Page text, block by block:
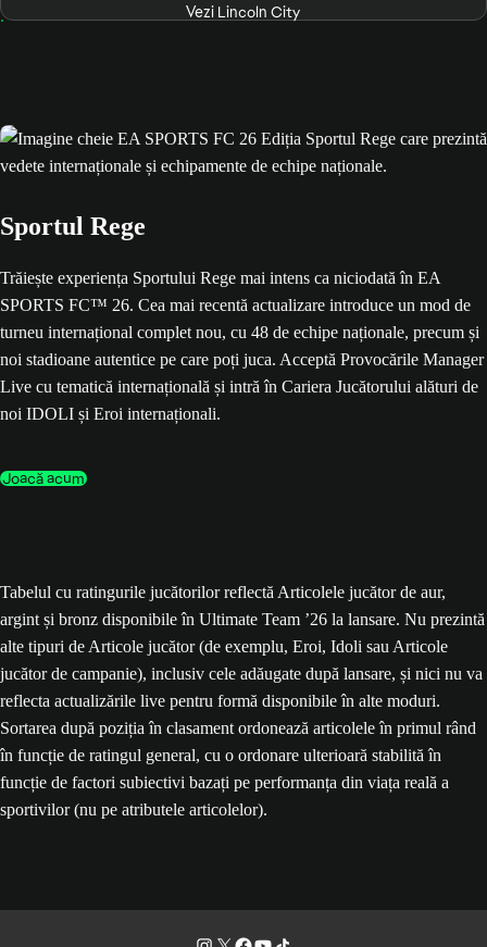
Vezi Lincoln City
Sportul Rege
Trăiește experiența Sportului Rege mai intens ca niciodată în EA
SPORTS FC™ 26. Cea mai recentă actualizare introduce un mod de
turneu internațional complet nou, cu 48 de echipe naționale, precum și
noi stadioane autentice pe care poți juca. Acceptă Provocările Manager
Live cu tematică internațională și intră în Cariera Jucătorului alături de
noi IDOLI și Eroi internaționali.
Joacă acum
Tabelul cu ratingurile jucătorilor reflectă Articolele jucător de aur,
argint și bronz disponibile în Ultimate Team ’26 la lansare. Nu prezintă
alte tipuri de Articole jucător (de exemplu, Eroi, Idoli sau Articole
jucător de campanie), inclusiv cele adăugate după lansare, și nici nu va
reflecta actualizările live pentru formă disponibile în alte moduri.
Sortarea după poziția în clasament ordonează articolele în primul rând
în funcție de ratingul general, cu o ordonare ulterioară stabilită în
funcție de factori subiectivi bazați pe performanța din viața reală a
sportivilor (nu pe atributele articolelor).